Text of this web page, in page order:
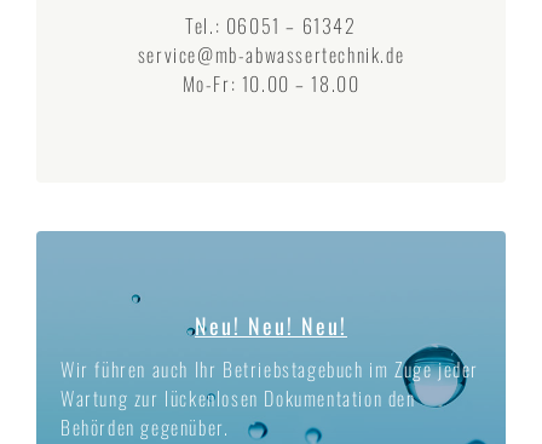
Tel.: 06051 – 61342
service@mb-abwassertechnik.de
Mo-Fr: 10.00 – 18.00
Neu! Neu! Neu!
Wir führen auch Ihr Betriebstagebuch im Zuge jeder
Wartung zur lückenlosen Dokumentation den
Behörden gegenüber.